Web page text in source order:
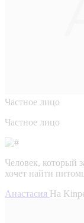
Частное лицо
Частное лицо
Человек, который
хочет найти
Анастасия На